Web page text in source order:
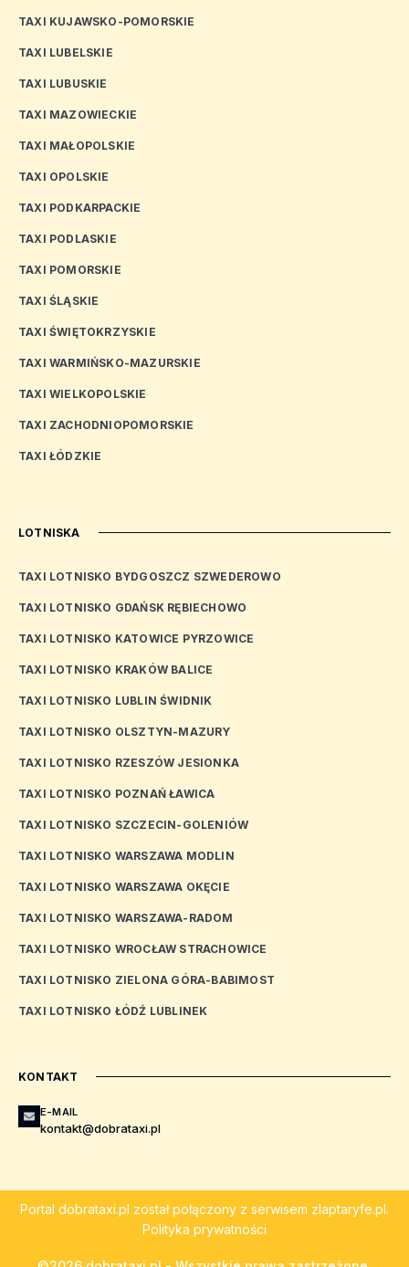
TAXI KUJAWSKO-POMORSKIE
TAXI LUBELSKIE
TAXI LUBUSKIE
TAXI MAZOWIECKIE
TAXI MAŁOPOLSKIE
TAXI OPOLSKIE
TAXI PODKARPACKIE
TAXI PODLASKIE
TAXI POMORSKIE
TAXI ŚLĄSKIE
TAXI ŚWIĘTOKRZYSKIE
TAXI WARMIŃSKO-MAZURSKIE
TAXI WIELKOPOLSKIE
TAXI ZACHODNIOPOMORSKIE
TAXI ŁÓDZKIE
LOTNISKA
TAXI LOTNISKO BYDGOSZCZ SZWEDEROWO
TAXI LOTNISKO GDAŃSK RĘBIECHOWO
TAXI LOTNISKO KATOWICE PYRZOWICE
TAXI LOTNISKO KRAKÓW BALICE
TAXI LOTNISKO LUBLIN ŚWIDNIK
TAXI LOTNISKO OLSZTYN-MAZURY
TAXI LOTNISKO RZESZÓW JESIONKA
TAXI LOTNISKO POZNAŃ ŁAWICA
TAXI LOTNISKO SZCZECIN-GOLENIÓW
TAXI LOTNISKO WARSZAWA MODLIN
TAXI LOTNISKO WARSZAWA OKĘCIE
TAXI LOTNISKO WARSZAWA-RADOM
TAXI LOTNISKO WROCŁAW STRACHOWICE
TAXI LOTNISKO ZIELONA GÓRA-BABIMOST
TAXI LOTNISKO ŁÓDŹ LUBLINEK
KONTAKT
E-MAIL
kontakt@dobrataxi.pl
Portal dobrataxi.pl został połączony z serwisem zlaptaryfe.pl.
Polityka prywatności